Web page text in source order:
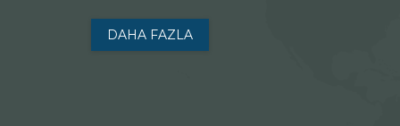
DAHA FAZLA